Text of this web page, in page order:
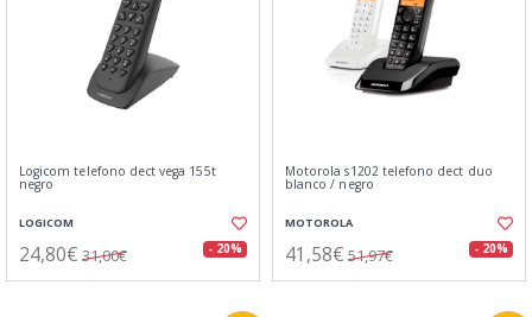
Logicom telefono dect vega 155t
negro
LOGICOM
24,80€ 31,00€ - 20%
Motorola s1202 telefono dect duo
blanco / negro
MOTOROLA
41,58€ 51,97€ - 20%